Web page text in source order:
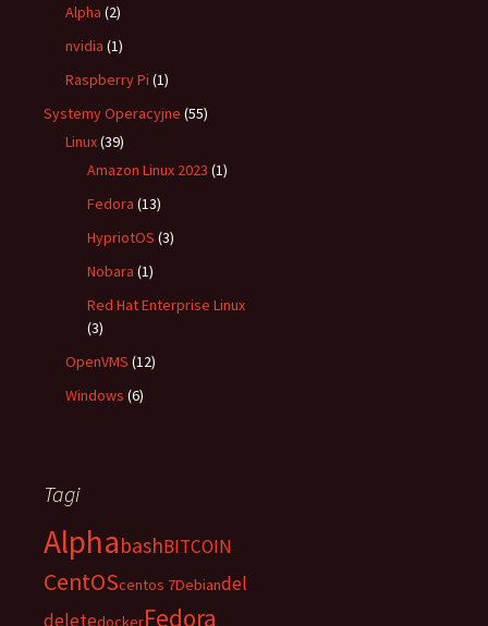
Alpha (2)
nvidia (1)
Raspberry Pi (1)
Systemy Operacyjne (55)
Linux(39)
Amazon Linux 2023 (1)
Fedora (13)
HypriotOS (3)
Nobara (1)
Red Hat Enterprise Linux
(3)
OpenVMS (12)
Windows (6)
Tagi
AlphabashBITCOIN
CentOScentos 7Debiandel
deletedockerFedora